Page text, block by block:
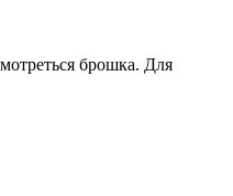
брошка. Для